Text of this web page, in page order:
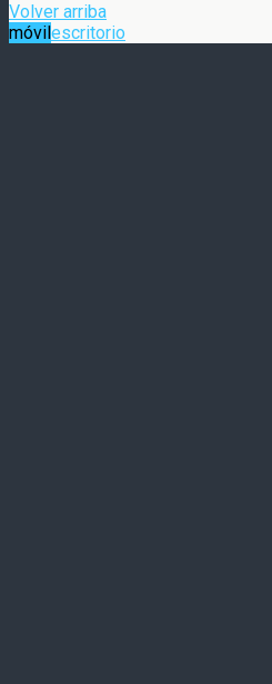
Volver arriba
móvilescritorio